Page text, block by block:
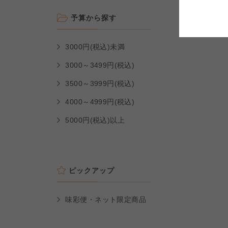
予算から探す
3000円(税込)未満
3000～3499円(税込)
3500～3999円(税込)
4000～4999円(税込)
5000円(税込)以上
ピックアップ
味彩便・ネット限定商品
よどがわ市民生協